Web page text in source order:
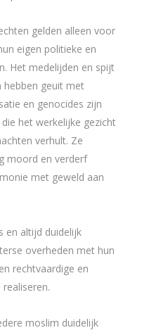
gelden alleen voor
eigen politieke en
Het medelijden en spijt
hebben geuit met
en genocides zijn
het werkelijke gezicht
verhult. Ze
moord en verderf
met geweld aan
en altijd duidelijk
overheden met hun
rechtvaardige en
moslim duidelijk